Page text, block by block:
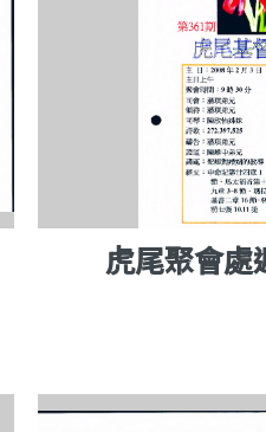
虎尾聚會處